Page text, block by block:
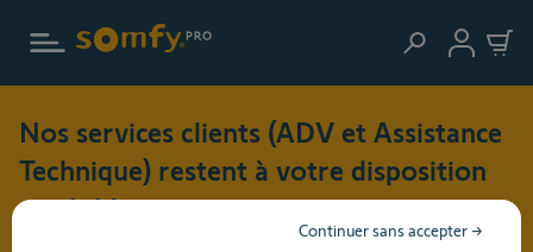
Nos services clients (ADV et Assistance
Technique) restent à votre disposition
cet été !
Pendant cette période de vacances (du 3 au 17 août 2026),
Continuer sans accepter →